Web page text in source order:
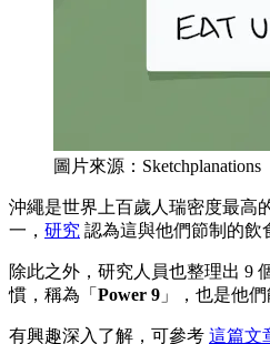
圖片來源：Sketchplanations
沖繩是世界上百歲人瑞密度最高
一， 研究 認為這與他們節制的飲
除此之外，研究人員也整理出 9
慣，稱為「 Power 9 」，也是他
有興趣深入了解，可參考 這篇文